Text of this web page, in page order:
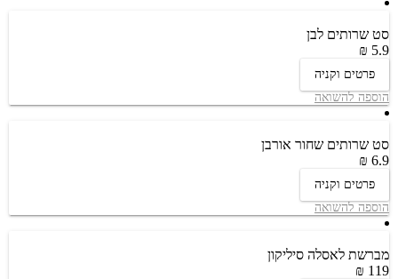
סט שרותים לבן
5.9 ₪
פרטים וקניה
הוספה להשואה
סט שרותים שחור אורבן
6.9 ₪
פרטים וקניה
הוספה להשואה
מברשת לאסלה סיליקון
119 ₪